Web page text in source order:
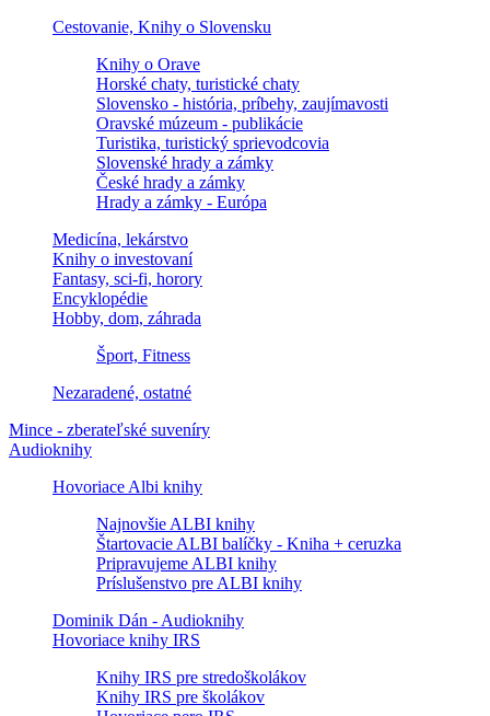
Cestovanie, Knihy o Slovensku
Knihy o Orave
Horské chaty, turistické chaty
Slovensko - história, príbehy, zaujímavosti
Oravské múzeum - publikácie
Turistika, turistický sprievodcovia
Slovenské hrady a zámky
České hrady a zámky
Hrady a zámky - Európa
Medicína, lekárstvo
Knihy o investovaní
Fantasy, sci-fi, horory
Encyklopédie
Hobby, dom, záhrada
Šport, Fitness
Nezaradené, ostatné
Mince - zberateľské suveníry
Audioknihy
Hovoriace Albi knihy
Najnovšie ALBI knihy
Štartovacie ALBI balíčky - Kniha + ceruzka
Pripravujeme ALBI knihy
Príslušenstvo pre ALBI knihy
Dominik Dán - Audioknihy
Hovoriace knihy IRS
Knihy IRS pre stredoškolákov
Knihy IRS pre školákov